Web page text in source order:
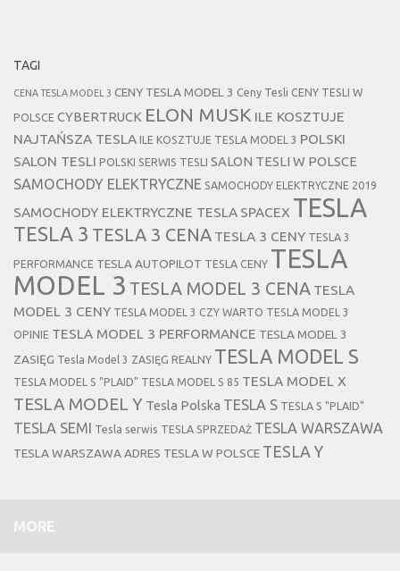
TAGI
CENA TESLA MODEL 3 CENY TESLA MODEL 3 Ceny Tesli CENY TESLI W
POLSCE CYBERTRUCK ELON MUSK ILE KOSZTUJE
NAJTAŃSZA TESLA
ILE KOSZTUJE TESLA MODEL 3 POLSKI
SALON TESLI POLSKI SERWIS TESLI SALON TESLI W POLSCE
SAMOCHODY ELEKTRYCZNE SAMOCHODY ELEKTRYCZNE 2019
SAMOCHODY ELEKTRYCZNE TESLA SPACEX TESLA
TESLA 3 TESLA 3 CENA TESLA 3 CENY TESLA 3
PERFORMANCE TESLA AUTOPILOT TESLA CENY TESLA
MODEL 3 TESLA MODEL 3 CENA TESLA
MODEL 3 CENY TESLA MODEL 3 CZY WARTO TESLA MODEL 3
OPINIE TESLA MODEL 3 PERFORMANCE TESLA MODEL 3
ZASIĘG Tesla Model 3 ZASIĘG REALNY TESLA MODEL S
TESLA MODEL S "PLAID" TESLA MODEL S 85 TESLA MODEL X
TESLA MODEL Y Tesla Polska TESLA S TESLA S "PLAID"
TESLA SEMI Tesla serwis TESLA SPRZEDAŻ TESLA WARSZAWA
TESLA WARSZAWA ADRES TESLA W POLSCE TESLA Y
MORE